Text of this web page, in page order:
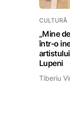
CULTURĂ
„Mine
într-o
Lupeni
Tiberiu